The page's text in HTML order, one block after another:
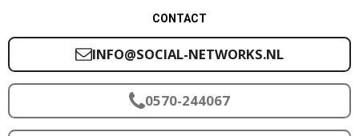
CONTACT
INFO@SOCIAL-NETWORKS.NL
0570-244067